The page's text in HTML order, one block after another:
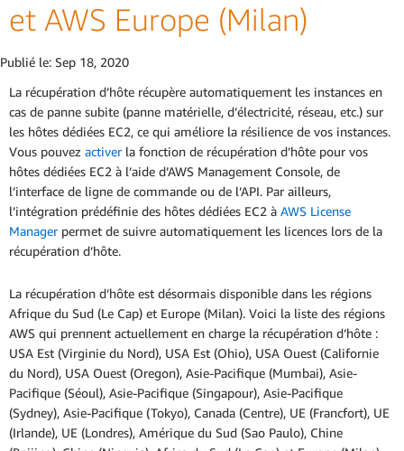
et AWS Europe (Milan)
Publié le: Sep 18, 2020
La récupération d’hôte récupère automatiquement les instances en
cas de panne subite (panne matérielle, d’électricité, réseau, etc.) sur
les hôtes dédiées EC2, ce qui améliore la résilience de vos instances.
Vous pouvez activerla fonction de récupération d’hôte pour vos
hôtes dédiées EC2 à l’aide d’AWS Management Console, de
l’interface de ligne de commande ou de l’API. Par ailleurs,
l’intégration prédéfinie des hôtes dédiées EC2 à AWS License
Managerpermet de suivre automatiquement les licences lors de la
récupération d’hôte.
La récupération d’hôte est désormais disponible dans les régions
Afrique du Sud (Le Cap) et Europe (Milan). Voici la liste des régions
AWS qui prennent actuellement en charge la récupération d’hôte :
USA Est (Virginie du Nord), USA Est (Ohio), USA Ouest (Californie
du Nord), USA Ouest (Oregon), Asie-Pacifique (Mumbai), Asie-
Pacifique (Séoul), Asie-Pacifique (Singapour), Asie-Pacifique
(Sydney), Asie-Pacifique (Tokyo), Canada (Centre), UE (Francfort), UE
(Irlande), UE (Londres), Amérique du Sud (Sao Paulo), Chine